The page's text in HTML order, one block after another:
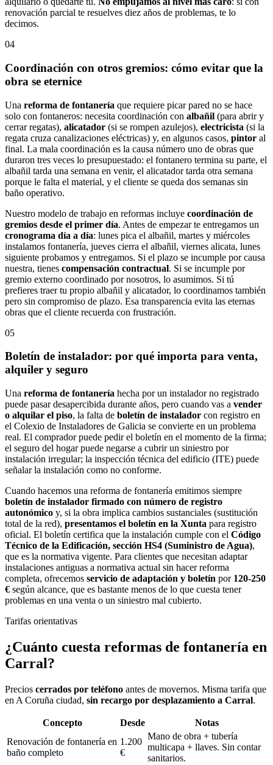
renovación parcial te resuelves diez años de problemas, te lo
decimos.
04
Coordinación con otros gremios: cómo evitar que la
obra se eternice
Una reforma de fontanería que requiere picar pared no se hace
solo con fontaneros: necesita coordinación con albañil (para abrir y
cerrar regatas), alicatador (si se rompen azulejos), electricista (si la
regata cruza canalizaciones eléctricas) y, en algunos casos, pintor al
final. La mala coordinación es la causa número uno de obras que
duraron tres veces lo presupuestado: el fontanero termina su parte, el
albañil tarda una semana en venir, el alicatador tarda otra semana
porque le falta el material, y el cliente se queda dos semanas sin
baño operativo.
Nuestro modelo de trabajo en reformas incluye coordinación de
gremios desde el primer día. Antes de empezar te entregamos un
cronograma día a día: lunes pica el albañil, martes y miércoles
instalamos fontanería, jueves cierra el albañil, viernes alicata, lunes
siguiente probamos y entregamos. Si el plazo se incumple por causa
nuestra, tienes compensación contractual. Si se incumple por
gremio externo coordinado por nosotros, lo asumimos. Si tú
prefieres traer tu propio albañil y alicatador, lo coordinamos también
pero sin compromiso de plazo. Esa transparencia evita las eternas
obras que el cliente recuerda con frustración.
05
Boletín de instalador: por qué importa para venta,
alquiler y seguro
Una reforma de fontanería hecha por un instalador no registrado
puede pasar desapercibida durante años, pero cuando vas a vender
o alquilar el piso, la falta de boletín de instalador con registro en
el Colexio de Instaladores de Galicia se convierte en un problema
real. El comprador puede pedir el boletín en el momento de la firma;
el seguro del hogar puede negarse a cubrir un siniestro por
instalación irregular; la inspección técnica del edificio (ITE) puede
señalar la instalación como no conforme.
Cuando hacemos una reforma de fontanería emitimos siempre
boletín de instalador firmado con número de registro
autonómico y, si la obra implica cambios sustanciales (sustitución
total de la red), presentamos el boletín en la Xunta para registro
oficial. El boletín certifica que la instalación cumple con el Código
Técnico de la Edificación, sección HS4 (Suministro de Agua),
que es la normativa vigente. Para clientes que necesitan adaptar
instalaciones antiguas a normativa actual sin hacer reforma
completa, ofrecemos servicio de adaptación y boletín por 120-250
€ según alcance, que es bastante menos de lo que cuesta tener
problemas en una venta o un siniestro mal cubierto.
Tarifas orientativas
¿Cuánto cuesta reformas de fontanería en
Carral?
Precios cerrados por teléfono antes de movernos. Misma tarifa que
en A Coruña ciudad, sin recargo por desplazamiento a Carral.
Concepto Desde
Notas
Renovación de fontanería en
baño completo
1.200
€
Mano de obra + tubería
multicapa + llaves. Sin contar
sanitarios.